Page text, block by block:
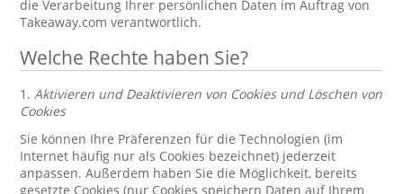
die Verarbeitung Ihrer persönlichen Daten im Auftrag von
Takeaway.com verantwortlich.
Welche Rechte haben Sie?
1.Aktivieren und Deaktivieren von Cookies und Löschen von
Cookies
Sie können Ihre Präferenzen für die Technologien (im
Internet häufig nur als Cookies bezeichnet) jederzeit
anpassen. Außerdem haben Sie die Möglichkeit, bereits
gesetzte Cookies (nur Cookies speichern Daten auf Ihrem